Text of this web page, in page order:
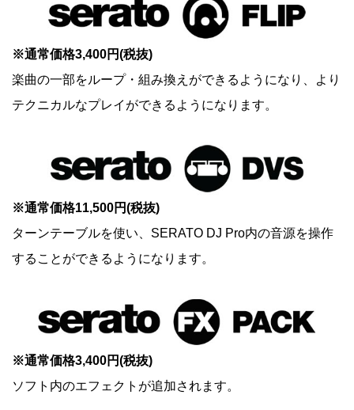
※通常価格3,400円(税抜)
楽曲の一部をループ・組み換えができるようになり、より
テクニカルなプレイができるようになります。
※通常価格11,500円(税抜)
ターンテーブルを使い、SERATO DJ Pro内の音源を操作
することができるようになります。
※通常価格3,400円(税抜)
ソフト内のエフェクトが追加されます。